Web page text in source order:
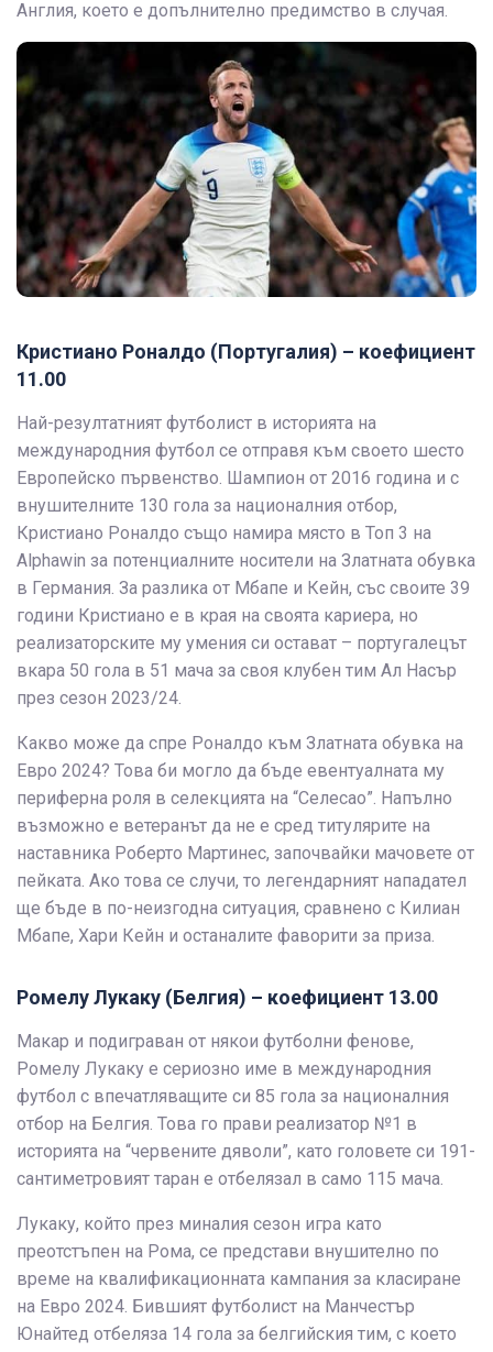
Англия, което е допълнително предимство в случая.
Кристиано Роналдо (Португалия) – коефициент
11.00
Най-резултатният футболист в историята на
международния футбол се отправя към своето шесто
Европейско първенство. Шампион от 2016 година и с
внушителните 130 гола за националния отбор,
Кристиано Роналдо също намира място в Топ 3 на
Alphawin за потенциалните носители на Златната обувка
в Германия. За разлика от Мбапе и Кейн, със своите 39
години Кристиано е в края на своята кариера, но
реализаторските му умения си остават – португалецът
вкара 50 гола в 51 мача за своя клубен тим Ал Насър
през сезон 2023/24.
Какво може да спре Роналдо към Златната обувка на
Евро 2024? Това би могло да бъде евентуалната му
периферна роля в селекцията на “Селесао”. Напълно
възможно е ветеранът да не е сред титулярите на
наставника Роберто Мартинес, започвайки мачовете от
пейката. Ако това се случи, то легендарният нападател
ще бъде в по-неизгодна ситуация, сравнено с Килиан
Мбапе, Хари Кейн и останалите фаворити за приза.
Ромелу Лукаку (Белгия) – коефициент 13.00
Макар и подиграван от някои футболни фенове,
Ромелу Лукаку е сериозно име в международния
футбол с впечатляващите си 85 гола за националния
отбор на Белгия. Това го прави реализатор №1 в
историята на “червените дяволи”, като головете си 191-
сантиметровият таран е отбелязал в само 115 мача.
Лукаку, който през миналия сезон игра като
преотстъпен на Рома, се представи внушително по
време на квалификационната кампания за класиране
на Евро 2024. Бившият футболист на Манчестър
Юнайтед отбеляза 14 гола за белгийския тим, с което